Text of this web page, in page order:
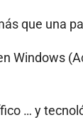
que una
Windows
… y